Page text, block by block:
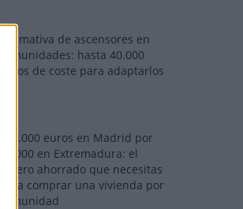
Normativa de ascensores en
comunidades: hasta 40.000
euros de coste para adaptarlos
110.000 euros en Madrid por
31.000 en Extremadura: el
dinero ahorrado que necesitas
para comprar una vivienda por
comunidad